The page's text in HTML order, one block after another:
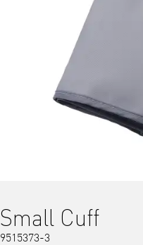
Small Cuff
9515373-3